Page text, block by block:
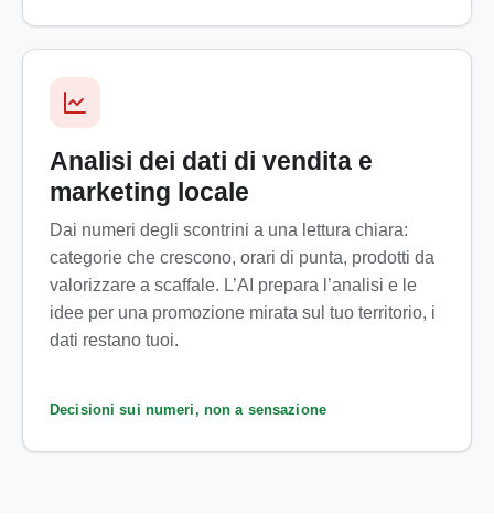
Analisi dei dati di vendita e
marketing locale
Dai numeri degli scontrini a una lettura chiara:
categorie che crescono, orari di punta, prodotti da
valorizzare a scaffale. L’AI prepara l’analisi e le
idee per una promozione mirata sul tuo territorio, i
dati restano tuoi.
Decisioni sui numeri, non a sensazione